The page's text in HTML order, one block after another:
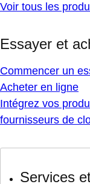
Voir tous les
Essayer et
Commencer un
Acheter en ligne
Intégrez vos
fournisseurs de
Services